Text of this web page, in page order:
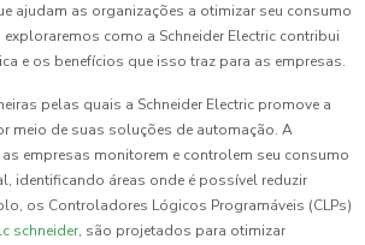
ajudam as organizações a otimizar seu consumo
exploraremos como a Schneider Electric contribui
e os benefícios que isso traz para as empresas.
pelas quais a Schneider Electric promove a
meio de suas soluções de automação. A
empresas monitorem e controlem seu consumo
identificando áreas onde é possível reduzir
os Controladores Lógicos Programáveis (CLPs)
schneider, são projetados para otimizar